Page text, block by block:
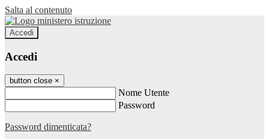
Salta al contenuto
Accedi
Accedi
button close ×
Nome Utente
Password
Password dimenticata?